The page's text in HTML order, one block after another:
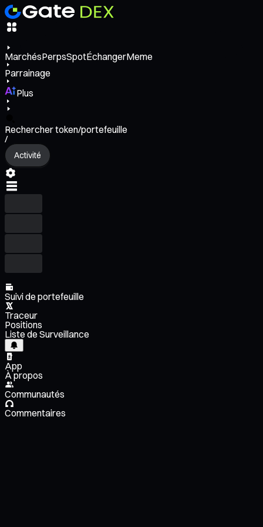
MarchésPerpsSpotÉchangerMeme
Parrainage
Plus
Rechercher token/portefeuille
/
Activité
Suivi de portefeuille
Traceur
Positions
Liste de Surveillance
App
À propos
Communautés
Commentaires